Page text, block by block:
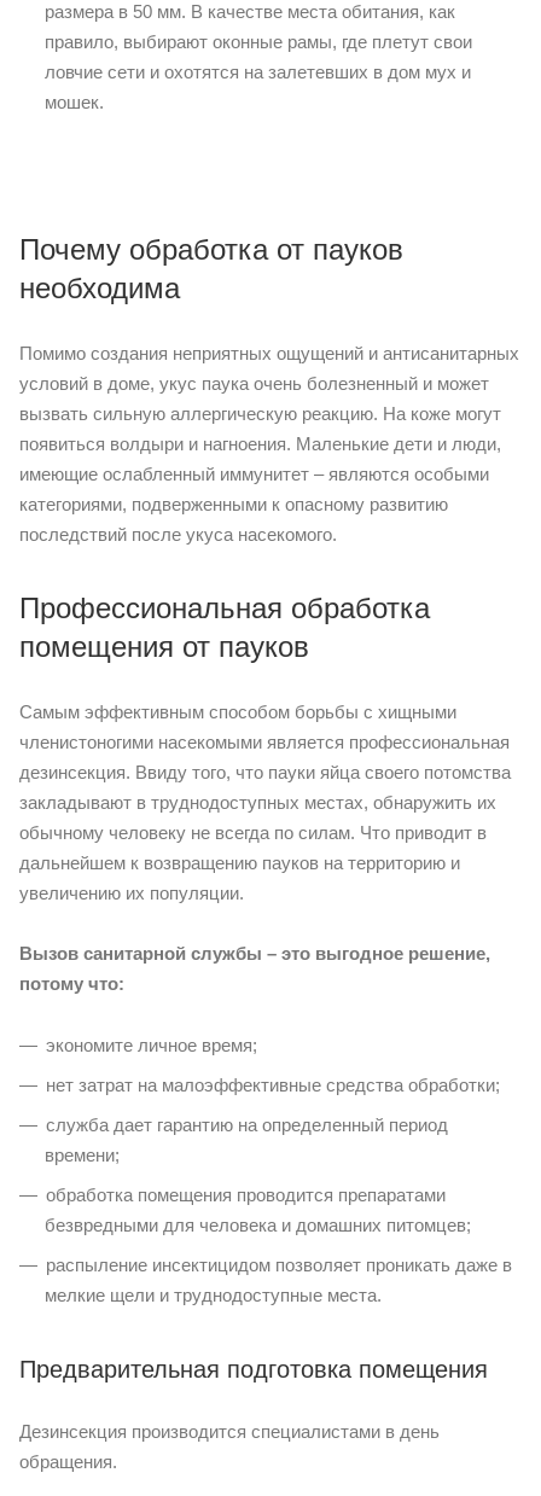
размера в 50 мм. В качестве места обитания, как
правило, выбирают оконные рамы, где плетут свои
ловчие сети и охотятся на залетевших в дом мух и
мошек.
Почему обработка от пауков
необходима
Помимо создания неприятных ощущений и антисанитарных
условий в доме, укус паука очень болезненный и может
вызвать сильную аллергическую реакцию. На коже могут
появиться волдыри и нагноения. Маленькие дети и люди,
имеющие ослабленный иммунитет – являются особыми
категориями, подверженными к опасному развитию
последствий после укуса насекомого.
Профессиональная обработка
помещения от пауков
Самым эффективным способом борьбы с хищными
членистоногими насекомыми является профессиональная
дезинсекция. Ввиду того, что пауки яйца своего потомства
закладывают в труднодоступных местах, обнаружить их
обычному человеку не всегда по силам. Что приводит в
дальнейшем к возвращению пауков на территорию и
увеличению их популяции.
Вызов санитарной службы – это выгодное решение,
потому что:
экономите личное время;
нет затрат на малоэффективные средства обработки;
служба дает гарантию на определенный период
времени;
обработка помещения проводится препаратами
безвредными для человека и домашних питомцев;
распыление инсектицидом позволяет проникать даже в
мелкие щели и труднодоступные места.
Предварительная подготовка помещения
Дезинсекция производится специалистами в день
обращения.